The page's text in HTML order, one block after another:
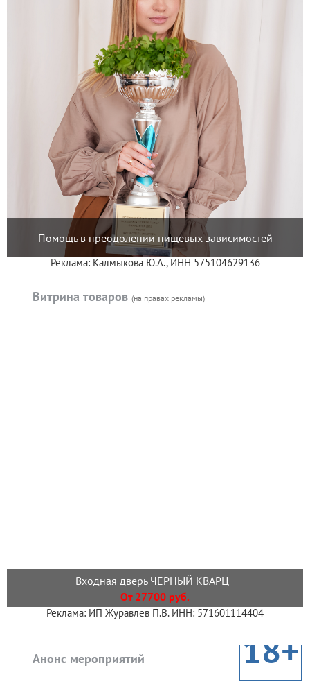
Помощь в преодолении пищевых зависимостей
Реклама: Калмыкова Ю.А., ИНН 575104629136
Витрина товаров (на правах рекламы)
Входная дверь ЧЕРНЫЙ КВАРЦ
От 27700 руб.
Реклама: ИП Журавлев П.В. ИНН: 571601114404
Анонс мероприятий 18+